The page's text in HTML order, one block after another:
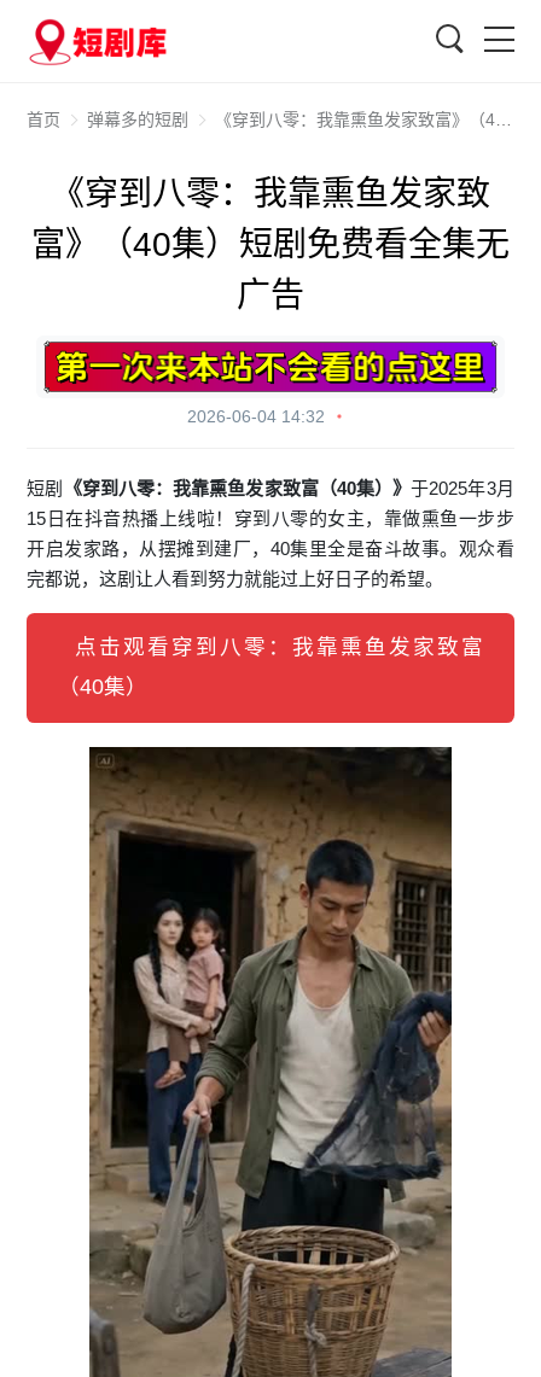
首页 弹幕多的短剧 《穿到八零：我靠熏鱼发家致富》（40集）短剧免费看全集无广告
《穿到八零：我靠熏鱼发家致
富》（40集）短剧免费看全集无
广告
2026-06-04 14:32
短剧 《穿到八零：我靠熏鱼发家致富（40集）》于2025年3月
15日在抖音热播上线啦！穿到八零的女主，靠做熏鱼一步步
开启发家路，从摆摊到建厂，40集里全是奋斗故事。观众看
完都说，这剧让人看到努力就能过上好日子的希望。
点击观看穿到八零：我靠熏鱼发家致富
（40集）